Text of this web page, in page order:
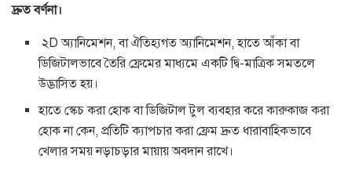
দ্রুত বর্ণনা।
২D অ্যানিমেশন, বা ঐতিহ্যগত অ্যানিমেশন, হাতে আঁকা বা
ডিজিটালভাবে তৈরি ফ্রেমের মাধ্যমে একটি দ্বি-মাত্রিক সমতলে
উদ্ভাসিত হয়।
হাতে স্কেচ করা হোক বা ডিজিটাল টুল ব্যবহার করে কারুকাজ করা
হোক না কেন, প্রতিটি ক্যাপচার করা ফ্রেম দ্রুত ধারাবাহিকভাবে
খেলার সময় নড়াচড়ার মায়ায় অবদান রাখে।